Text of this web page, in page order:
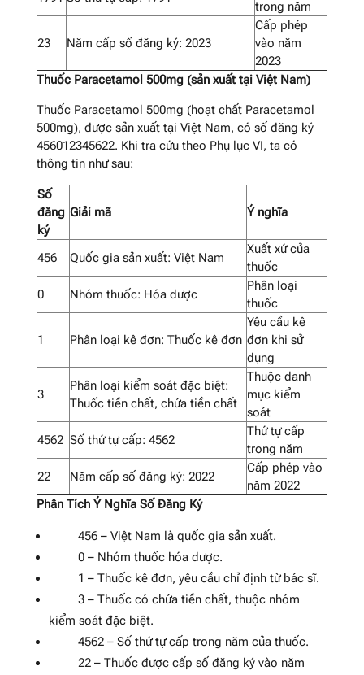
trong năm
23 Năm cấp số đăng ký: 2023
Cấp phép
vào năm
2023
Thuốc Paracetamol 500mg (sản xuất tại Việt Nam)
Thuốc Paracetamol 500mg (hoạt chất Paracetamol
500mg), được sản xuất tại Việt Nam, có số đăng ký
456012345622. Khi tra cứu theo Phụ lục VI, ta có
thông tin như sau:
Số
đăng
ký
Giải mã Ý nghĩa
456 Quốc gia sản xuất: Việt Nam
Xuất xứ của
thuốc
0
Nhóm thuốc: Hóa dược
Phân loại
thuốc
1 Phân loại kê đơn: Thuốc kê đơn
Yêu cầu kê
đơn khi sử
dụng
3
Phân loại kiểm soát đặc biệt:
Thuốc tiền chất, chứa tiền chất
Thuộc danh
mục kiểm
soát
4562 Số thứ tự cấp: 4562
Thứ tự cấp
trong năm
22
Năm cấp số đăng ký: 2022
Cấp phép vào
năm 2022
Phân Tích Ý Nghĩa Số Đăng Ký
456 – Việt Nam là quốc gia sản xuất.
0 – Nhóm thuốc hóa dược.
1 – Thuốc kê đơn, yêu cầu chỉ định từ bác sĩ.
3 – Thuốc có chứa tiền chất, thuộc nhóm
kiểm soát đặc biệt.
4562 – Số thứ tự cấp trong năm của thuốc.
22 – Thuốc được cấp số đăng ký vào năm